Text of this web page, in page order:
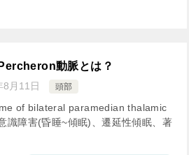
動脈とは？
8月11日 頭部
of bilateral paramedian thalamic
障害(昏睡~傾眠)、遷延性傾眠、著